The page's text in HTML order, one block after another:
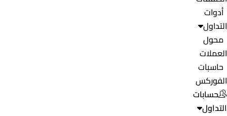
أدوات
التداول
محول
العملات
حاسبات
الفوركس
حسابات
التداول